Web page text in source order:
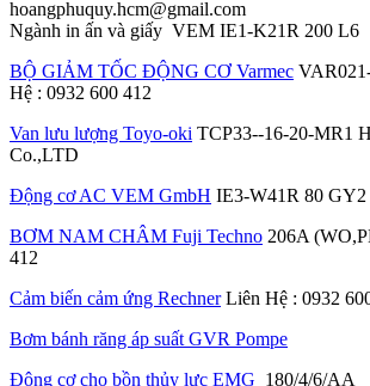
hoangphuquy.hcm@gmail.com
Ngành in ấn và giấy VEM IE1-K21R 200 L6
BỘ GIẢM TỐC ĐỘNG CƠ Varmec
Hệ : 0932 600 412
Van lưu lượng Toyo-oki TCP33--16-20-MR1
Co.,LTD
Động cơ AC VEM GmbH IE3-W41R 80 GY2
BƠM NAM CHÂM Fuji Techno 206A
412
Cảm biến cảm ứng RechnerLiên Hệ : 0932
Bơm bánh răng áp suất GVR Pompe
Động cơ cho bồn thủy lực EMG 180/4/6/AA